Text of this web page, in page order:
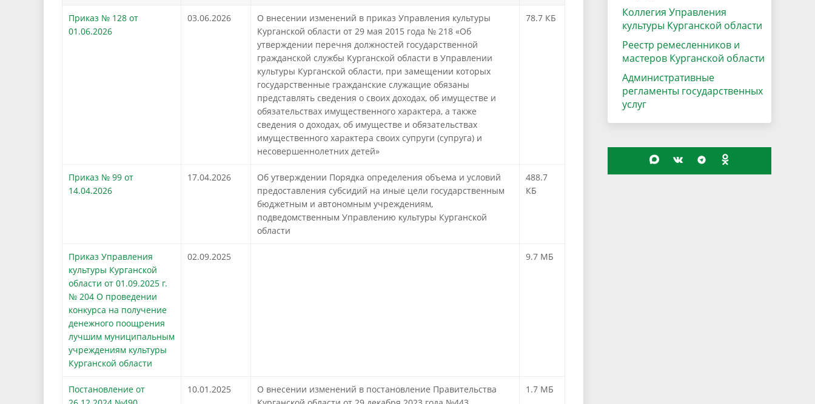
Приказ № 128 от
01.06.2026
03.06.2026
О внесении изменений в приказ Управления культуры
Курганской области от 29 мая 2015 года № 218 «Об
утверждении перечня должностей государственной
гражданской службы Курганской области в Управлении
культуры Курганской области, при замещении которых
государственные гражданские служащие обязаны
представлять сведения о своих доходах, об имуществе и
обязательствах имущественного характера, а также
сведения о доходах, об имуществе и обязательствах
имущественного характера своих супруги (супруга) и
несовершеннолетних детей»
78.7 КБ
Приказ № 99 от
14.04.2026
17.04.2026
Об утверждении Порядка определения объема и условий
предоставления субсидий на иные цели государственным
бюджетным и автономным учреждениям,
подведомственным Управлению культуры Курганской
области
488.7
КБ
Приказ Управления
культуры Курганской
области от 01.09.2025 г.
№ 204 О проведении
конкурса на получение
денежного поощрения
лучшим муниципальным
учреждениям культуры
Курганской области
02.09.2025 9.7 МБ
Постановление от
10.01.2025
О внесении изменений в постановление Правительства
1.7 МБ
Коллегия Управления
культуры Курганской области
Реестр ремесленников и
мастеров Курганской области
Административные
регламенты государственных
услуг